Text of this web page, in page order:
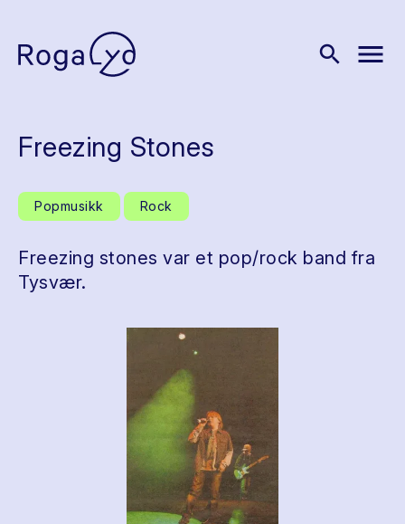
search menu
Freezing Stones
Popmusikk Rock
Freezing stones var et pop/rock band fra
Tysvær.